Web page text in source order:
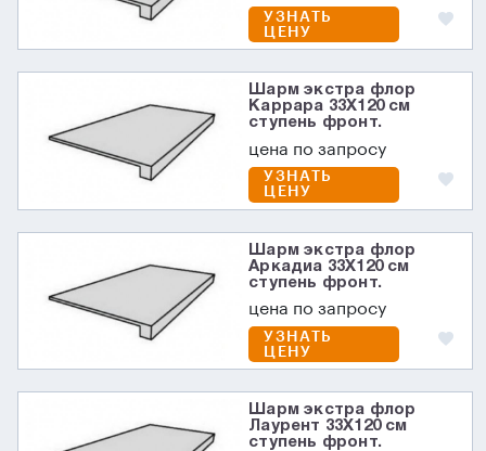
УЗНАТЬ
ЦЕНУ
Шарм экстра флор
Каррара 33X120 см
ступень фронт.
цена по запросу
УЗНАТЬ
ЦЕНУ
Шарм экстра флор
Аркадиа 33X120 см
ступень фронт.
цена по запросу
УЗНАТЬ
ЦЕНУ
Шарм экстра флор
Лаурент 33X120 см
ступень фронт.